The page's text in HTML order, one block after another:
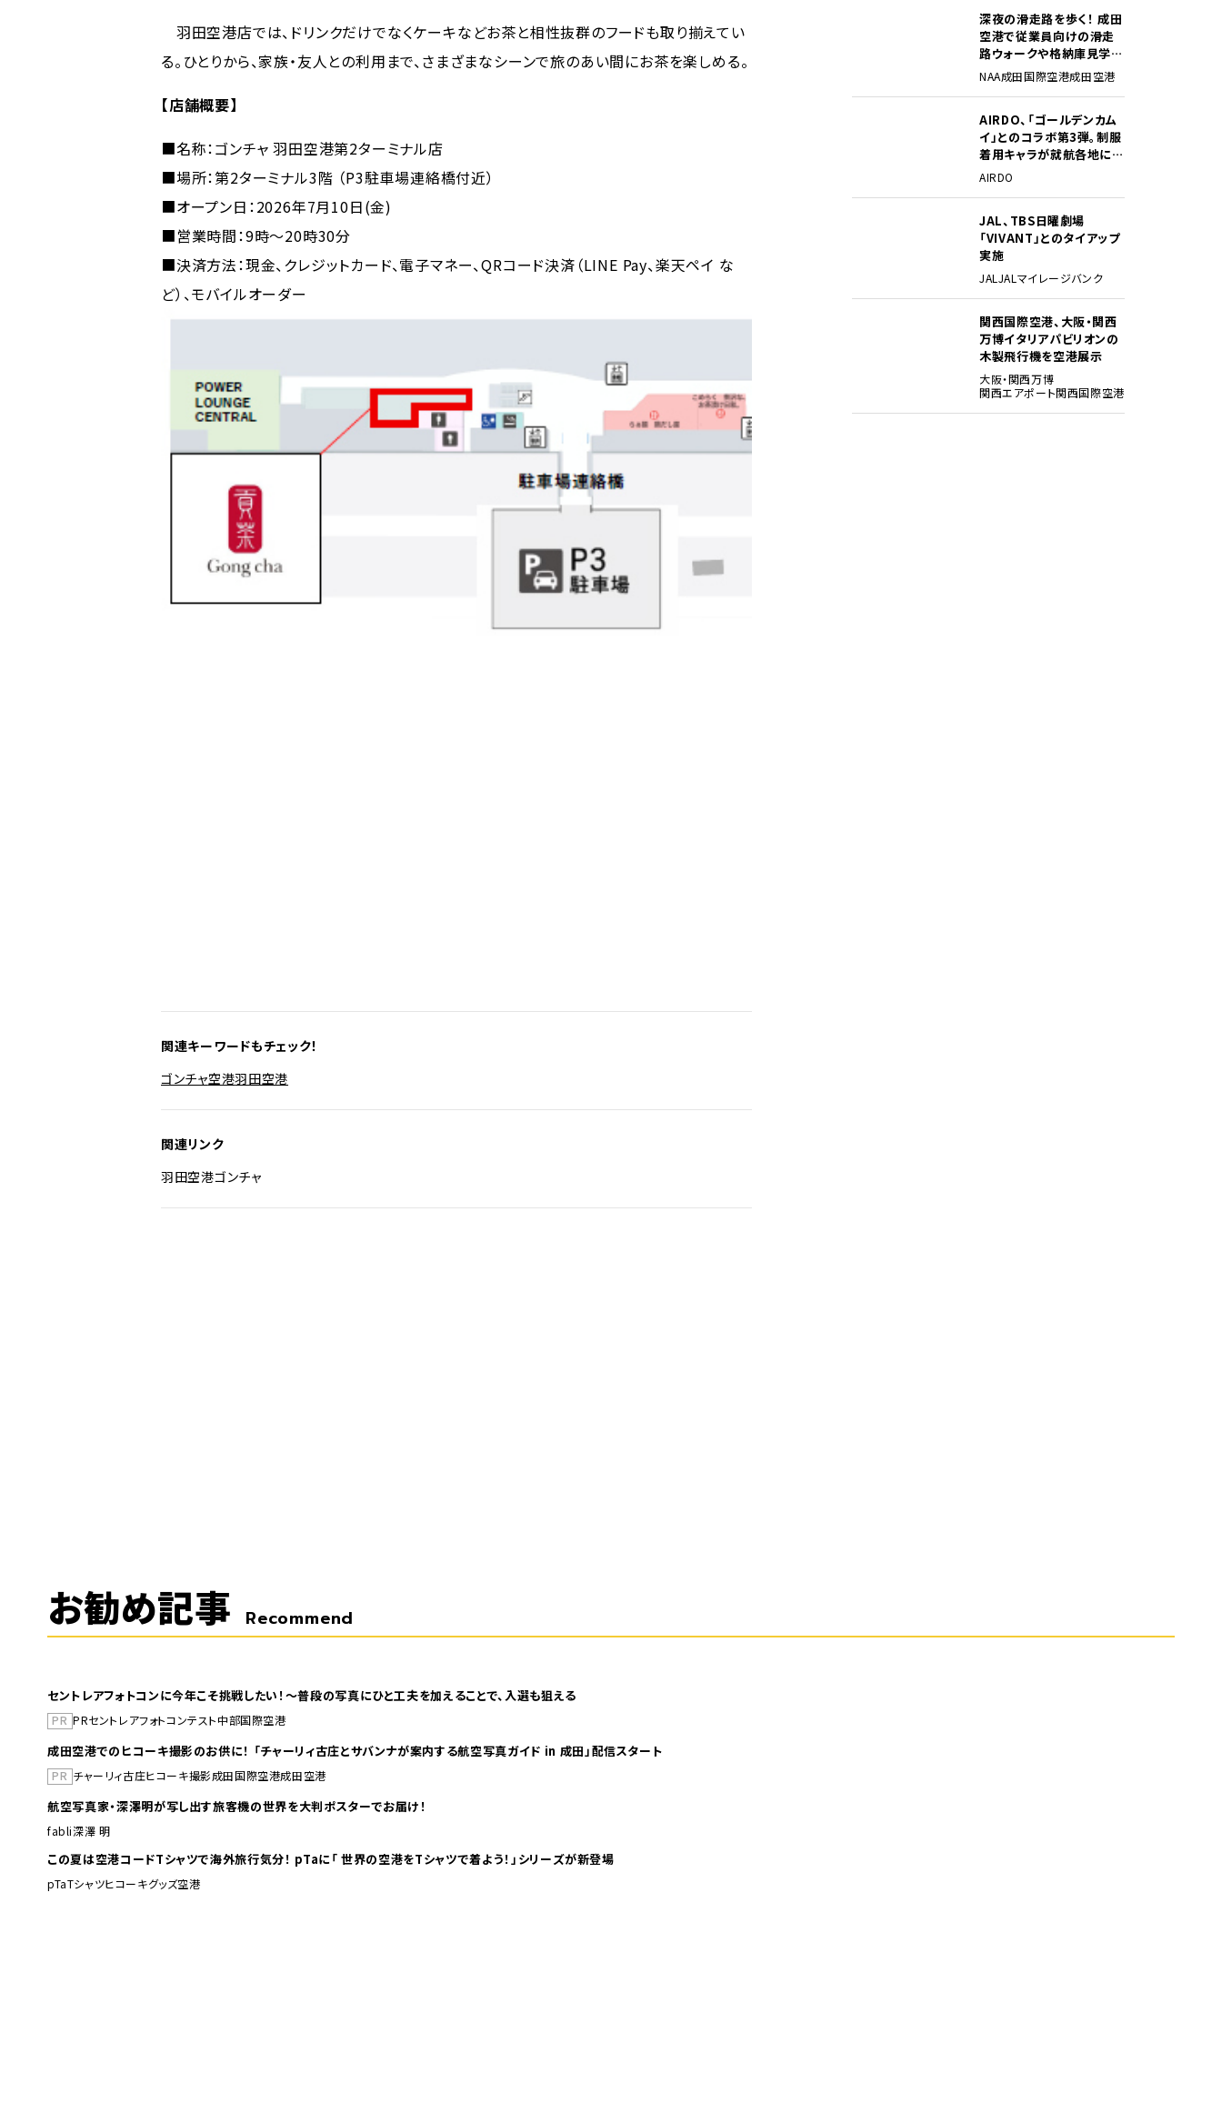
羽田空港店では、ドリンクだけでなくケーキなどお茶と相性抜群のフードも取り揃えてい
る。ひとりから、家族・友人との利用まで、さまざまなシーンで旅のあい間にお茶を楽しめる。
【店舗概要】
■名称：ゴンチャ 羽田空港第2ターミナル店
■場所：第2ターミナル3階 （P3駐車場連絡橋付近）
■オープン日：2026年7月10日(金)
■営業時間：9時～20時30分
■決済方法：現金、クレジットカード、電子マネー、QRコード決済（LINE Pay、楽天ペイ な
ど）、モバイルオーダー
関連キーワードもチェック！
ゴンチャ空港羽田空港
関連リンク
羽田空港ゴンチャ
深夜の滑走路を歩く！ 成田
空港で従業員向けの滑走
路ウォークや格納庫見学イ
ベントを初開催
NAA成田国際空港成田空港
AIRDO、「ゴールデンカム
イ」とのコラボ第3弾。制服
着用キャラが就航各地に登
場
AIRDO
JAL、TBS日曜劇場
「VIVANT」とのタイアップ
実施
JAL JALマイレージバンク
関西国際空港、大阪・関西
万博イタリアパビリオンの
木製飛行機を空港展示
大阪・関西万博
関西エアポート関西国際空港
お勧め記事 Recommend
セントレアフォトコンに今年こそ挑戦したい！～普段の写真にひと工夫を加えることで、入選も狙える
PR PRセントレアフォトコンテスト中部国際空港
成田空港でのヒコーキ撮影のお供に！ 「チャーリィ古庄とサバンナが案内する航空写真ガイド in 成田」配信スタート
PR チャーリィ古庄ヒコーキ撮影成田国際空港成田空港
航空写真家・深澤明が写し出す旅客機の世界を大判ポスターでお届け！
fabli深澤 明
この夏は空港コードTシャツで海外旅行気分！ pTaに「 世界の空港をTシャツで着よう！」シリーズが新登場
pTaTシャツヒコーキグッズ空港